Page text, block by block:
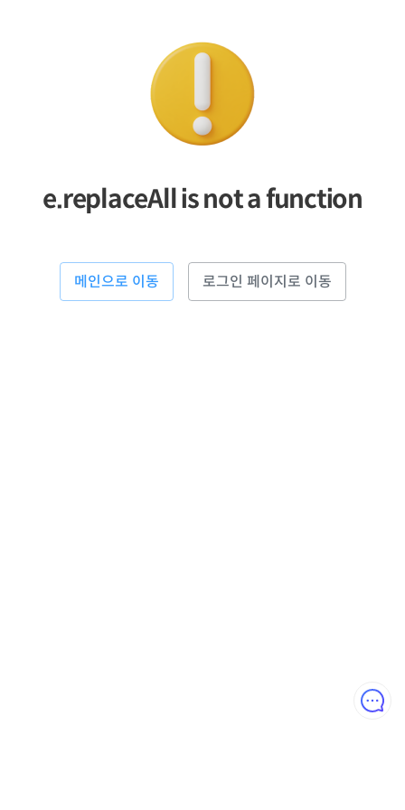
e.replaceAll is not a function
메인으로 이동 로그인 페이지로 이동